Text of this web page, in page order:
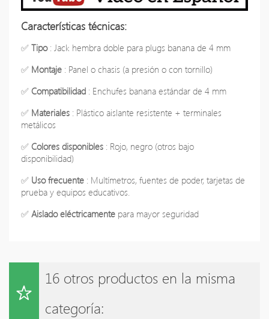
Características técnicas:
✅ Tipo: Jack hembra doble para plugs banana de 4 mm
✅ Montaje : Panel o chasis (a presión o con tornillo)
✅ Compatibilidad : Enchufes banana estándar de 4 mm
✅ Materiales : Plástico aislante resistente + terminales
metálicos
✅ Colores disponibles : Rojo, negro (otros bajo
disponibilidad)
✅ Uso frecuente : Multímetros, fuentes de poder, tarjetas de
prueba y equipos educativos.
✅ Aislado eléctricamente para mayor seguridad
16 otros productos en la misma
categoría: